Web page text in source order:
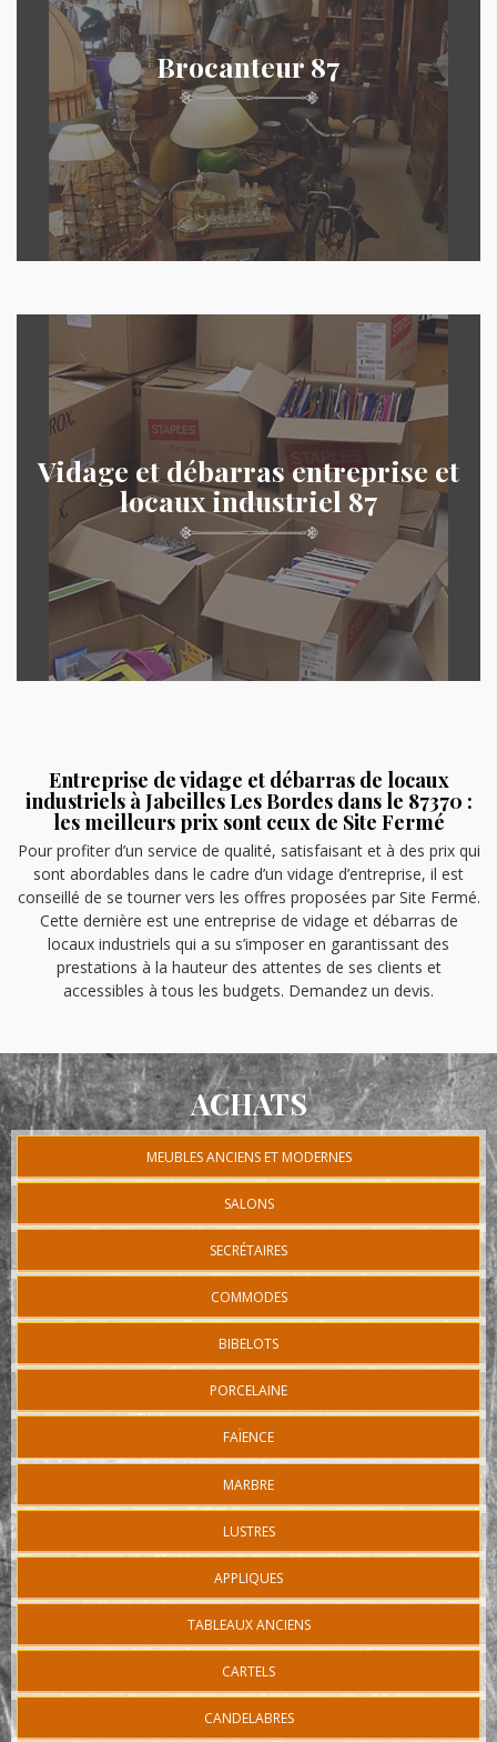
Brocanteur 87
Vidage et débarras entreprise et
locaux industriel 87
Entreprise de vidage et débarras de locaux
industriels à Jabeilles Les Bordes dans le 87370 :
les meilleurs prix sont ceux de Site Fermé
Pour profiter d’un service de qualité, satisfaisant et à des prix qui
sont abordables dans le cadre d’un vidage d’entreprise, il est
conseillé de se tourner vers les offres proposées par Site Fermé.
Cette dernière est une entreprise de vidage et débarras de
locaux industriels qui a su s’imposer en garantissant des
prestations à la hauteur des attentes de ses clients et
accessibles à tous les budgets. Demandez un devis.
ACHATS
MEUBLES ANCIENS ET MODERNES
SALONS
SECRÉTAIRES
COMMODES
BIBELOTS
PORCELAINE
FAÏENCE
MARBRE
LUSTRES
APPLIQUES
TABLEAUX ANCIENS
CARTELS
CANDELABRES